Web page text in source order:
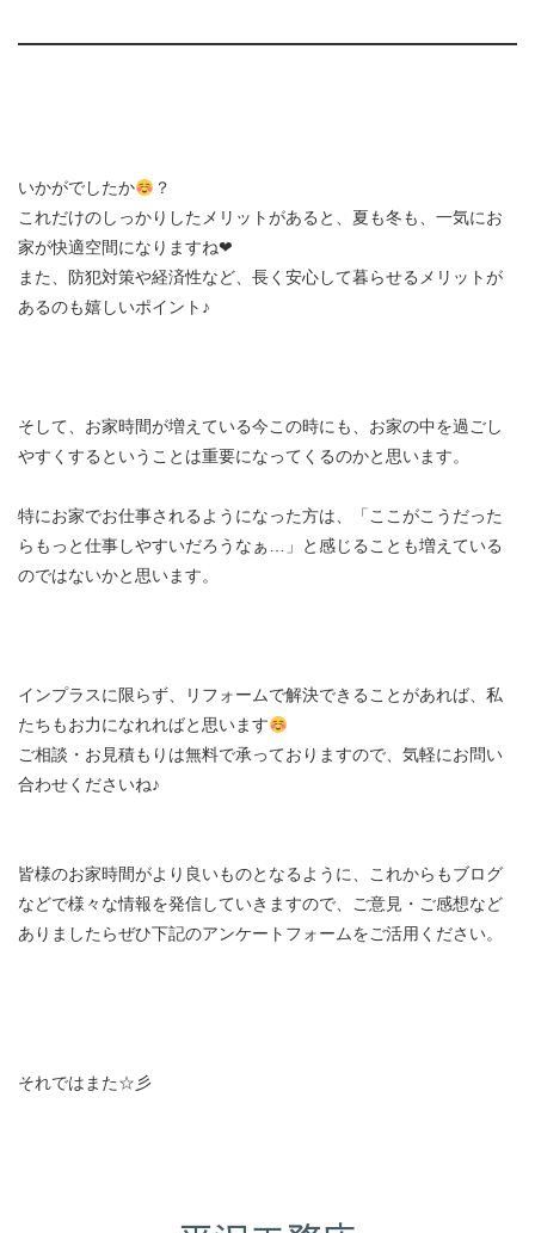
いかがでしたか
？
これだけのしっかりしたメリットがあると、夏も冬も、一気にお
家が快適空間になりますね❤︎
また、防犯対策や経済性など、長く安心して暮らせるメリットが
あるのも嬉しいポイント♪
そして、お家時間が増えている今この時にも、お家の中を過ごし
やすくするということは重要になってくるのかと思います。
特にお家でお仕事されるようになった方は、「ここがこうだった
らもっと仕事しやすいだろうなぁ…」と感じることも増えている
のではないかと思います。
インプラスに限らず、リフォームで解決できることがあれば、私
たちもお力になれればと思います
ご相談・お見積もりは無料で承っておりますので、気軽にお問い
合わせくださいね♪
皆様のお家時間がより良いものとなるように、これからもブログ
などで様々な情報を発信していきますので、ご意見・ご感想など
ありましたらぜひ下記のアンケートフォームをご活用ください。
それではまた☆彡